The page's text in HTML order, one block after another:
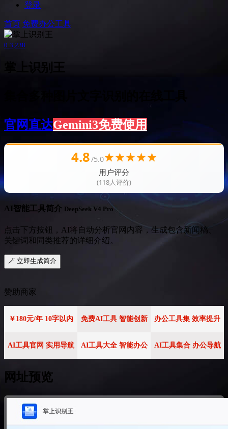
登录
首页 免费办公工具
0 3,238
掌上识别王
官网直达Gemini3免费使用
4.8/5.0★★★★★
用户评分
(118人评价)
AI智能工具简介 DeepSeek V4 Pro
点击下方按钮，AI将自动分析官网内容，生成包含新闻稿、
关键词和同类推荐的详细介绍。
🪄 立即生成简介
赞助商家
￥180元/年 10字以内 免费AI工具 智能创新 办公工具集 效率提升
AI工具官网 实用导航 AI工具大全 智能办公 AI工具集合 办公导航
网址预览